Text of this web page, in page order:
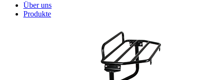
Über uns
Produkte